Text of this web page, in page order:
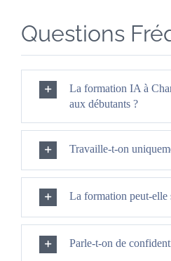
Questions
La formation IA à
aux débutants ?
Travaille-t-on
La formation peut-elle
Parle-t-on de